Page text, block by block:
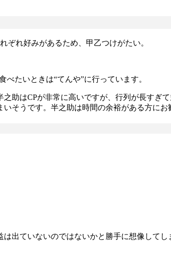
ぞれ好みがあるため、甲乙つけがたい。
たいときは“てんや”に行っています。
助はCPが非常に高いですが、行列が長すぎ
そうです。半之助は時間の余裕がある方にお
出ていないのではないかと勝手に想像してし